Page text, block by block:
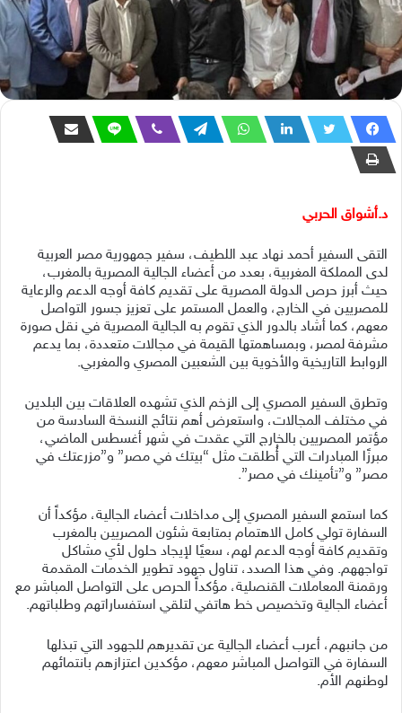
د.أشواق الحربي
التقى السفير أحمد نهاد عبد اللطيف، سفير جمهورية مصر العربية
لدى المملكة المغربية، بعدد من أعضاء الجالية المصرية بالمغرب،
حيث أبرز حرص الدولة المصرية على تقديم كافة أوجه الدعم والرعاية
للمصريين في الخارج، والعمل المستمر على تعزيز جسور التواصل
معهم، كما أشاد بالدور الذي تقوم به الجالية المصرية في نقل صورة
مشرفة لمصر، وبمساهمتها القيمة في مجالات متعددة، بما يدعم
الروابط التاريخية والأخوية بين الشعبين المصري والمغربي.
وتطرق السفير المصري إلى الزخم الذي تشهده العلاقات بين البلدين
في مختلف المجالات، واستعرض أهم نتائج النسخة السادسة من
مؤتمر المصريين بالخارج التي عقدت في شهر أغسطس الماضي،
مبرزًا المبادرات التي أُطلقت مثل “بيتك في مصر” و”مزرعتك في
مصر” و”تأمينك في مصر”.
كما استمع السفير المصري إلى مداخلات أعضاء الجالية، مؤكداً أن
السفارة تولي كامل الاهتمام بمتابعة شئون المصريين بالمغرب
وتقديم كافة أوجه الدعم لهم، سعيًا لإيجاد حلول لأي مشاكل
تواجههم. وفي هذا الصدد، تناول جهود تطوير الخدمات المقدمة
ورقمنة المعاملات القنصلية، مؤكداً الحرص على التواصل المباشر مع
أعضاء الجالية وتخصيص خط هاتفي لتلقي استفساراتهم وطلباتهم.
من جانبهم، أعرب أعضاء الجالية عن تقديرهم للجهود التي تبذلها
السفارة في التواصل المباشر معهم، مؤكدين اعتزازهم بانتمائهم
لوطنهم الأم.